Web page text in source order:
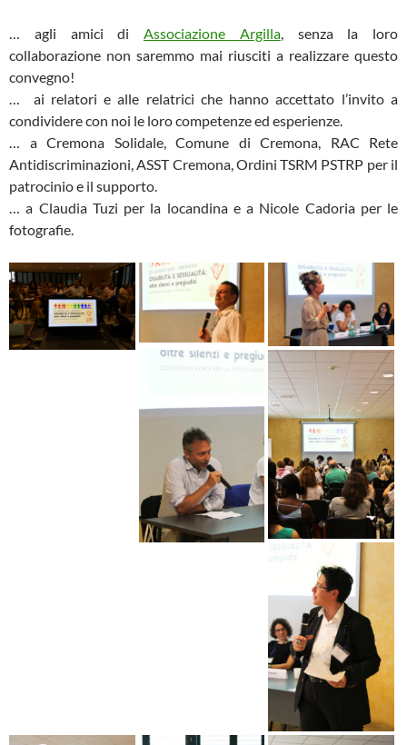
… agli amici di Associazione Argilla, senza la loro
collaborazione non saremmo mai riusciti a realizzare questo
convegno!
… ai relatori e alle relatrici che hanno accettato l’invito a
condividere con noi le loro competenze ed esperienze.
… a Cremona Solidale, Comune di Cremona, RAC Rete
Antidiscriminazioni, ASST Cremona, Ordini TSRM PSTRP per il
patrocinio e il supporto.
… a Claudia Tuzi per la locandina e a Nicole Cadoria per le
fotografie.